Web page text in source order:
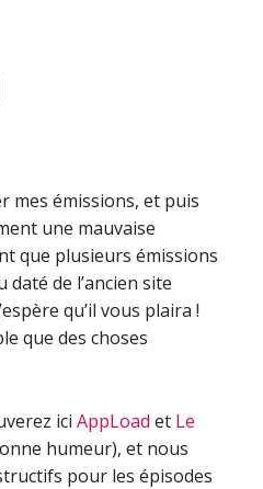
mes émissions, et puis
une mauvaise
que plusieurs émissions
de l’ancien site
qu’il vous plaira !
que des choses
ici AppLoad et Le
humeur), et nous
pour les épisodes